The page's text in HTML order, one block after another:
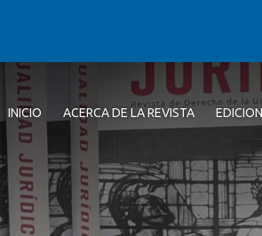
INICIO ACERCA DE LA REVISTA